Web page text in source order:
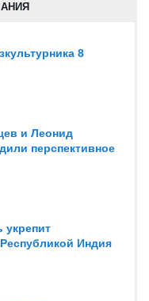
8
и Леонид
перспективное
укрепит
Индия